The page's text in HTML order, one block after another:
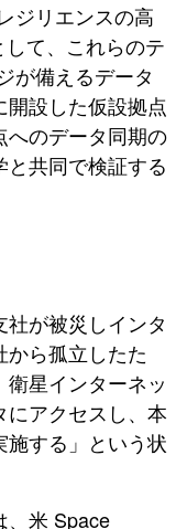
ジリエンスの高
て、これらのテ
が備えるデータ
設した仮設拠点
へのデータ同期の
共同で検証する
が被災しインタ
ら孤立したた
星インターネッ
にアクセスし、本
する」という状
、米 Space